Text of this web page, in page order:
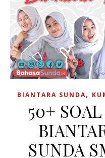
BIANTARA SUNDA,
50+
SUNDA